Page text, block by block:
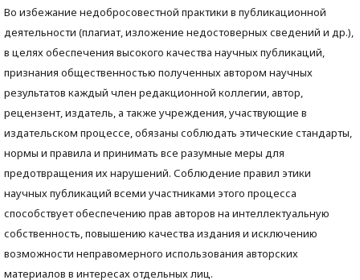
Во избежание недобросовестной практики в публикационной
деятельности (плагиат, изложение недостоверных сведений и др.),
в целях обеспечения высокого качества научных публикаций,
признания общественностью полученных автором научных
результатов каждый член редакционной коллегии, автор,
рецензент, издатель, а также учреждения, участвующие в
издательском процессе, обязаны соблюдать этические стандарты,
нормы и правила и принимать все разумные меры для
предотвращения их нарушений. Соблюдение правил этики
научных публикаций всеми участниками этого процесса
способствует обеспечению прав авторов на интеллектуальную
собственность, повышению качества издания и исключению
возможности неправомерного использования авторских
материалов в интересах отдельных лиц.